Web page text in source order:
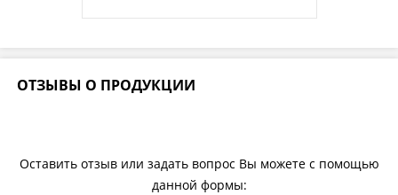
ОТЗЫВЫ О ПРОДУКЦИИ
Оставить отзыв или задать вопрос Вы можете с помощью
данной формы: